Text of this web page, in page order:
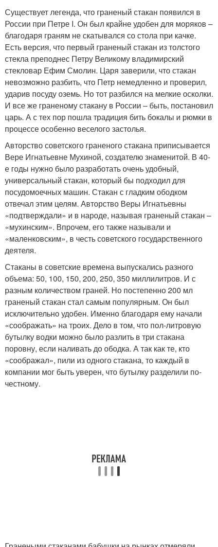
Существует легенда, что граненый стакан появился в
России при Петре I. Он был крайне удобен для моряков –
благодаря граням не скатывался со стола при качке.
Есть версия, что первый граненый стакан из толстого
стекла преподнес Петру Великому владимирский
стекловар Ефим Смолин. Царя заверили, что стакан
невозможно разбить, что Петр немедленно и проверил,
ударив посуду оземь. Но тот разбился на мелкие осколки.
И все же граненому стакану в России – быть, постановил
царь. А с тех пор пошла традиция бить бокалы и рюмки в
процессе особенно веселого застолья.
Авторство советского граненого стакана приписывается
Вере Игнатьевне Мухиной, создателю знаменитой. В 40-
е годы нужно было разработать очень удобный,
универсальный стакан, который бы подходил для
посудомоечных машин. Стакан с гладким ободком
отвечал этим целям. Авторство Веры Игнатьевны
«подтверждали» и в народе, называя граненый стакан –
«мухинским». Впрочем, его также называли и
«маленковским», в честь советского государственного
деятеля.
Стаканы в советские времена выпускались разного
объема: 50, 100, 150, 200, 250, 350 миллилитров. И с
разным количеством граней. Но постепенно 200 мл
граненый стакан стал самым популярным. Он был
исключительно удобен. Именно благодаря ему начали
«соображать» на троих. Дело в том, что пол-литровую
бутылку водки можно было разлить в три стакана
поровну, если наливать до ободка. А так как те, кто
«соображал», пили из одного стакана, то каждый в
компании мог быть уверен, что бутылку разделили по-
честному.